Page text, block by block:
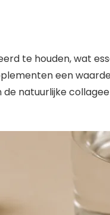
te houden, wat
een
natuurlijke